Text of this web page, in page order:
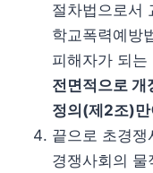
절차법으로서
학교폭력예방
피해자가 되는
전면적으로 개
정의(제2조)만
끝으로 초경
경쟁사회의